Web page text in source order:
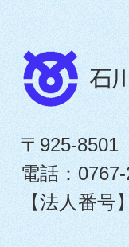
〒925-
電話：
【法人番号